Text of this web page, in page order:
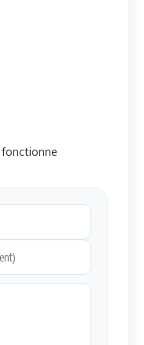
fonctionne